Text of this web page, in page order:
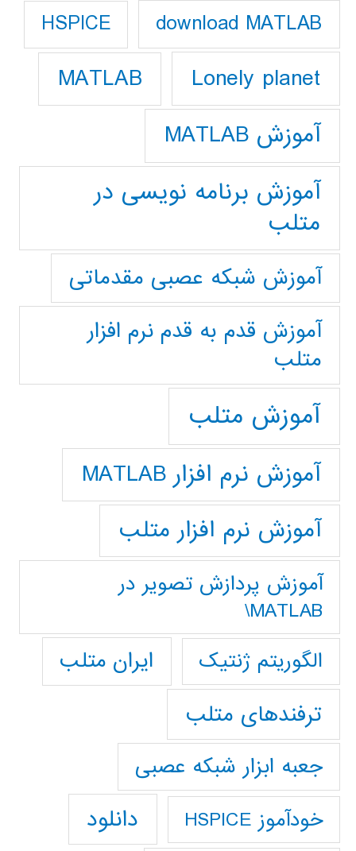
download MATLAB
HSPICE
Lonely planet
MATLAB
آموزش MATLAB
آموزش برنامه نویسی در
متلب
آموزش شبکه عصبی مقدماتی
آموزش قدم به قدم نرم افزار
متلب
آموزش متلب
آموزش نرم افزار MATLAB
آموزش نرم افزار متلب
آموزش پردازش تصوير در
MATLAB\
الگوریتم ژنتیک
ایران متلب
ترفندهای متلب
جعبه ابزار شبکه عصبی
خودآموز HSPICE دانلود